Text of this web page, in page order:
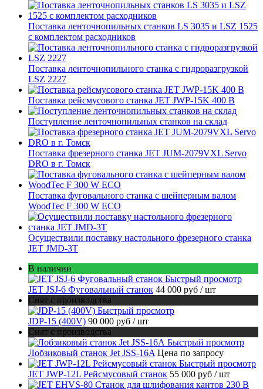
Поставка ленточнопильных станков LS 3035 и LSZ 1525
с комплектом расходников
Поставка ленточнопильного станка c гидроразгрузкой
LSZ 2227
Поставка рейсмусового станка JET JWP-15K 400 В
Поступление ленточнопильных станков на склад
Поставка фрезерного станка JET JUM-2079VXL Servo
DRO в г. Томск
Поставка фуговального станка с шейперным валом
WoodTec F 300 W ECO
Осуществили поставку настольного фрезерного станка
JET JMD-3T
В наличии
Быстрый просмотр
JET JSJ-6 Фуговальный станок 44 000 руб / шт
Снят с производства
Быстрый просмотр
JDP-15 (400V) 90 000 руб / шт
Снят с производства
Быстрый просмотр
Лобзиковый станок Jet JSS-16A Цена по запросу
Быстрый просмотр
JET JWP-12L Рейсмусовый станок 55 000 руб / шт